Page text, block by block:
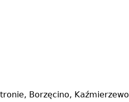
Borzęcino, Kaźmierzewo